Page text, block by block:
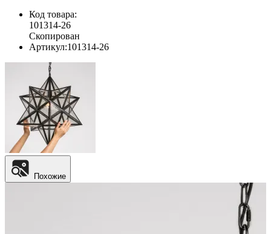
Код товара:
101314-26
Скопирован
Артикул:101314-26
Похожие